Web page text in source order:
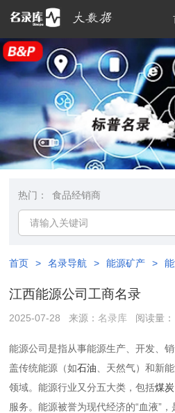
热门： 食品经销商
首页 > 名录导航 > 能源矿产 >
江西能源公司工商名录
2025-07-28 来源：名录库 阅读量：
能源公司是指从事能源生产、开发、
盖传统能源（如石油 、天然气）和新
领域。能源行业又分五大类，包括煤炭
服务。能源被誉为现代经济的“血液”，